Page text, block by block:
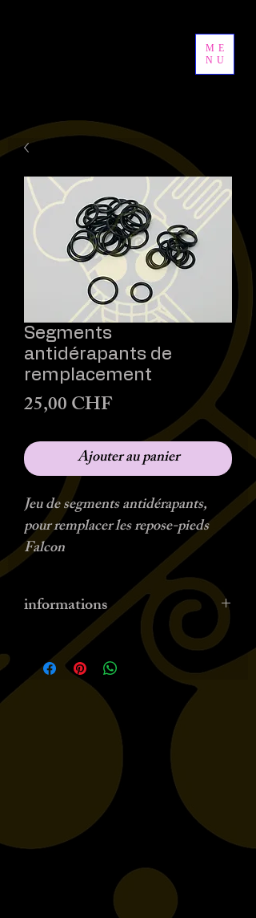
ME
NU
Segments
antidérapants de
remplacement
25,00 CHFPrix
Ajouter au panier
Jeu de segments antidérapants,
pour remplacer les repose-pieds
Falcon
informations
art.: 65408040